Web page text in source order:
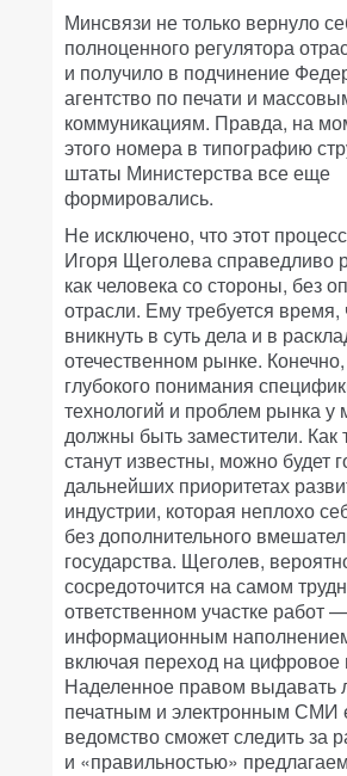
Минсвязи не только вернуло
полноценного регулятора
и получило в подчинение
агентство по печати и
коммуникациям. Правда, на
этого номера в типографию
штаты Министерства все еще
формировались.
Не исключено, что этот
Игоря Щеголева справедливо
как человека со стороны, без
отрасли. Ему требуется время,
вникнуть в суть дела и в
отечественном рынке.
глубокого понимания
технологий и проблем рынка у
должны быть заместители. Как
станут известны, можно будет
дальнейших приоритетах
индустрии, которая неплохо
без дополнительного
государства. Щеголев,
сосредоточится на самом
ответственном участке работ
информационным
включая переход на
Наделенное правом выдавать
печатным и электронным СМИ
ведомство сможет следить за
и «правильностью»